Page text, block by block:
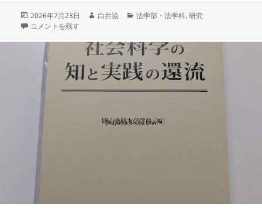
投
稿
2026年7月23日
作
白井諭
カ
リ
ー
法学部・法学科,研究
朝日新聞にコメントが取り上げられました に
コメントを残す